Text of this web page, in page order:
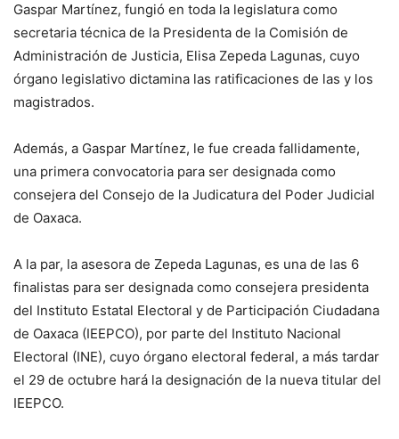
Gaspar Martínez, fungió en toda la legislatura como
secretaria técnica de la Presidenta de la Comisión de
Administración de Justicia, Elisa Zepeda Lagunas, cuyo
órgano legislativo dictamina las ratificaciones de las y los
magistrados.
Además, a Gaspar Martínez, le fue creada fallidamente,
una primera convocatoria para ser designada como
consejera del Consejo de la Judicatura del Poder Judicial
de Oaxaca.
A la par, la asesora de Zepeda Lagunas, es una de las 6
finalistas para ser designada como consejera presidenta
del Instituto Estatal Electoral y de Participación Ciudadana
de Oaxaca (IEEPCO), por parte del Instituto Nacional
Electoral (INE), cuyo órgano electoral federal, a más tardar
el 29 de octubre hará la designación de la nueva titular del
IEEPCO.